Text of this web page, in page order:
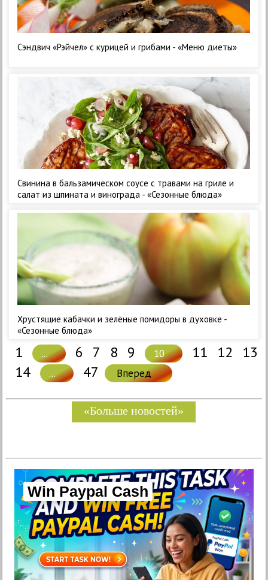
Сэндвич «Рэйчел» с курицей и грибами - «Меню диеты»
Свинина в бальзамическом соусе с травами на гриле и
салат из шпината и винограда - «Сезонные блюда»
Хрустящие кабачки и зелёные помидоры в духовке -
«Сезонные блюда»
1 ... 6 7 8 9 10 11 12
13
14
... 47 Вперед
«Больше новостей»
Win Paypal Cash